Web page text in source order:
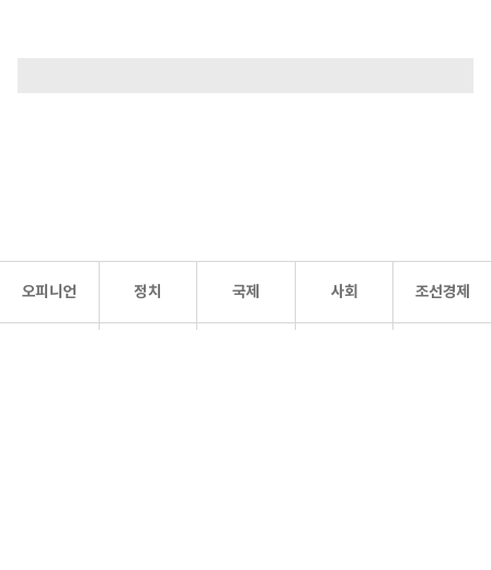
오피니언 정치 국제 사회 조선경제